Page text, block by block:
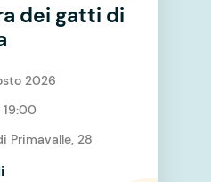
dei gatti di
2026
19:00
Primavalle, 28